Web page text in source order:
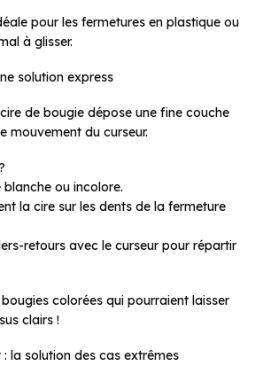
pour les fermetures en plastique ou
à glisser.
solution express
de bougie dépose une fine couche
mouvement du curseur.
blanche ou incolore.
la cire sur les dents de la fermeture
retours avec le curseur pour répartir
colorées qui pourraient laisser
clairs !
la solution des cas extrêmes